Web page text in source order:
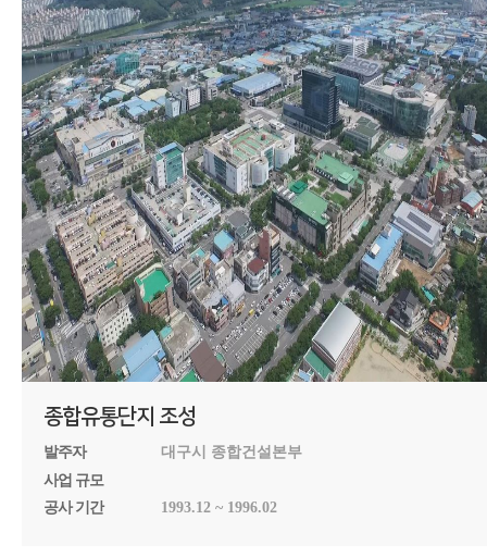
종합유통단지 조성
발주자
대구시 종합건설본부
사업 규모
공사 기간
1993.12 ~ 1996.02